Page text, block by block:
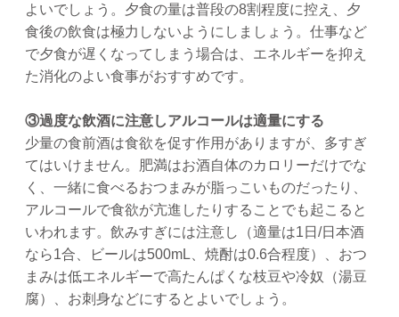
よいでしょう。夕食の量は普段の8割程度に控え、夕
食後の飲食は極力しないようにしましょう。仕事など
で夕食が遅くなってしまう場合は、エネルギーを抑え
た消化のよい食事がおすすめです。
③過度な飲酒に注意しアルコールは適量にする
少量の食前酒は食欲を促す作用がありますが、多すぎ
てはいけません。肥満はお酒自体のカロリーだけでな
く、一緒に食べるおつまみが脂っこいものだったり、
アルコールで食欲が亢進したりすることでも起こると
いわれます。飲みすぎには注意し（適量は1日/日本酒
なら1合、ビールは500mL、焼酎は0.6合程度）、おつ
まみは低エネルギーで高たんぱくな枝豆や冷奴（湯豆
腐）、お刺身などにするとよいでしょう。